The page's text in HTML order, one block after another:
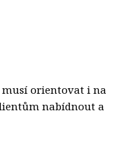
musí orientovat i na
nabídnout a